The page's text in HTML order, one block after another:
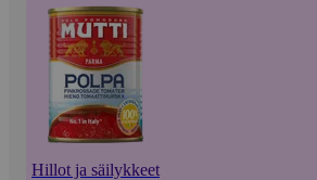
Hillot ja säilykkeet